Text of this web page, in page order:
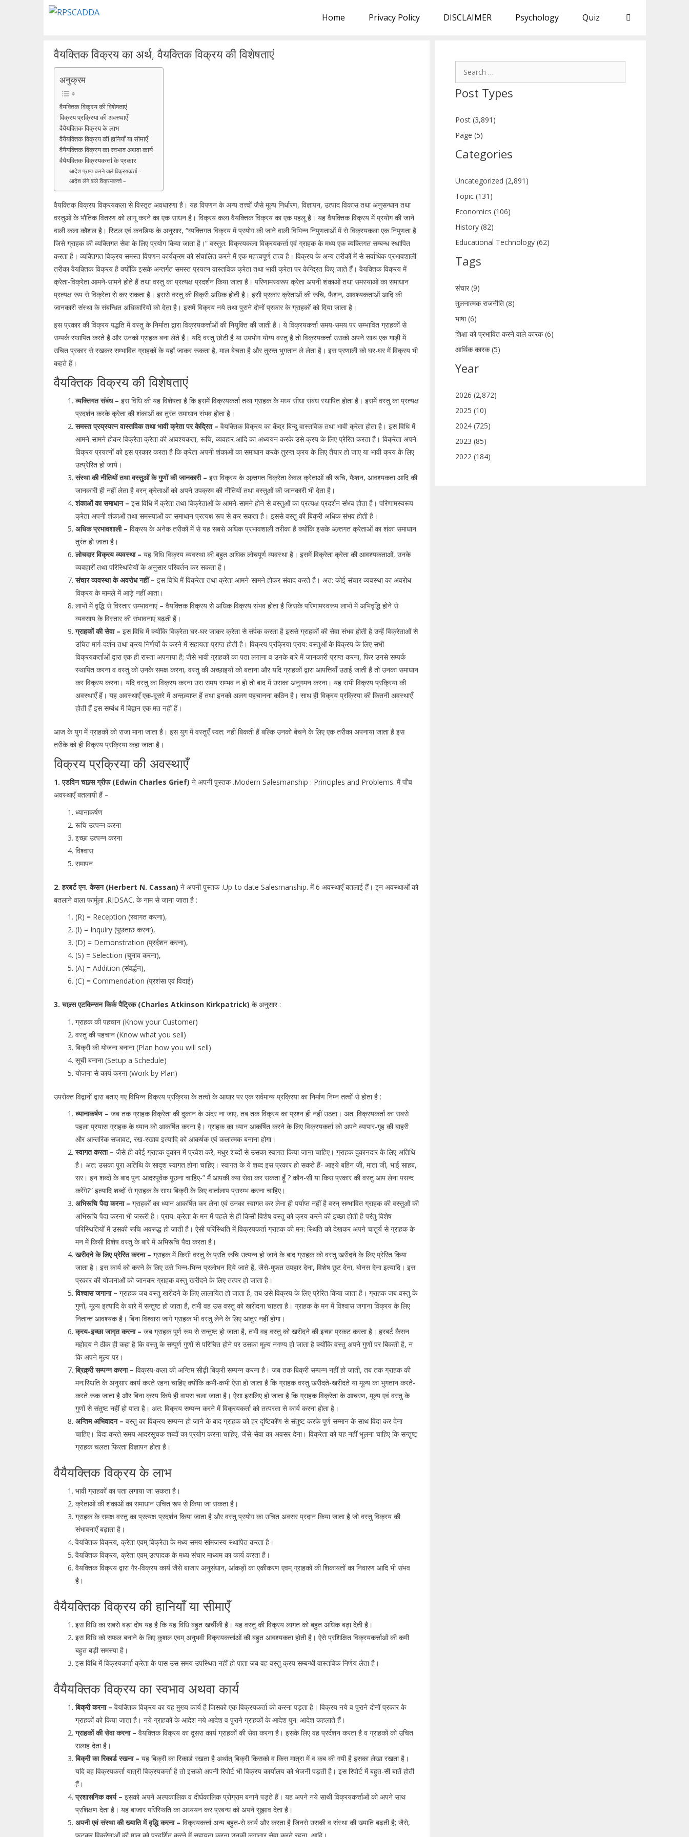
Home Privacy Policy DISCLAIMER Psychology Quiz
वैयक्तिक विक्रय का अर्थ, वैयक्तिक विक्रय की विशेषताएं
अनुक्रम
वैयक्तिक विक्रय की विशेषताएं
विक्रय प्रक्रिया की अवस्थाएँ
वैयैयक्तिक विक्रय के लाभ
वैयैयक्तिक विक्रय की हानियाँ या सीमाएँ
वैयैयक्तिक विक्रय का स्वभाव अथवा कार्य
वैयैयक्तिक विक्रयकर्त्ता के प्रकार
आदेश प्राप्त करने वाले विक्रयकर्त्ता –
आदेश लेने वाले विक्रयकर्त्ता –
वैयक्तिक विक्रय विक्रयकला से विस्तृत अवधारणा है। यह विपणन के अन्य तत्त्वों जैसे मूल्य निर्धारण, विज्ञापन, उत्पाद विकास तथा अनुसन्धान तथा
वस्तुओं के भौतिक वितरण को लागू करने का एक साधन है। विक्रय कला वैयक्तिक विक्रय का एक पहलू है। यह वैयक्तिक विक्रय में प्रयोग की जाने
वाली कला कौशल है। स्टिल एवं कनडिफ के अनुसार, “व्यक्तिगत विक्रय में प्रयोग की जाने वाली विभिन्न निपुणताओं में से विक्रयकला एक निपुणता है
जिसे ग्राहक की व्यक्तिगत सेवा के लिए प्रयोग किया जाता है।” वस्तुत: विक्रयकला विक्रयकर्त्ता एवं ग्राहक के मध्य एक व्यक्तिगत सम्बन्ध स्थापित
करता है। व्यक्तिगत विक्रय समस्त विपणन कार्यक्रम को संचालित करने में एक महत्त्वपूर्ण तत्त्व है। विक्रय के अन्य तरीकों में से सर्वाधिक प्रभावशाली
तरीका वैयक्तिक विक्रय है क्योंकि इसके अन्तर्गत समस्त प्रयत्न वास्तविक क्रेता तथा भावी क्रेता पर केन्द्रित किए जाते हैं। वैयक्तिक विक्रय में
क्रेता-विक्रेता आमने-सामने होते हैं तथा वस्तु का प्रत्यक्ष प्रदर्शन किया जाता है। परिणामस्वरूप क्रेता अपनी शंकाओं तथा समस्याओं का समाधान
प्रत्यक्ष रूप से विक्रेता से कर सकता है। इससे वस्तु की बिक्री अधिक होती है। इसी प्रकार क्रेताओं की रूचि, फैशन, आवश्यकताओं आदि की
जानकारी संस्था के संबन्धित अधिकारियों को देता है। इसमें विक्रय नये तथा पुराने दोनों प्रकार के ग्राहकों को दिया जाता है।
इस प्रकार की विक्रय पद्धति में वस्तु के निर्माता द्वारा विक्रयकर्त्ताओं की नियुक्ति की जाती है। ये विक्रयकर्त्ता समय-समय पर सम्भावित ग्राहकों से
सम्पर्क स्थापित करते हैं और उनको ग्राहक बना लेते हैं। यदि वस्तु छोटी है या उपभोग योग्य वस्तु है तो विक्रयकर्त्ता उसको अपने साथ एक गाड़ी में
उचित प्रकार से रखकर सम्भावित ग्राहकों के यहाँ जाकर रूकता है, माल बेचता है और तुरन्त भुगतान ले लेता है। इस प्रणाली को घर-घर में विक्रय भी
कहते हैं।
वैयक्तिक विक्रय की विशेषताएं
व्यक्तिगत संबंध – इस विधि की यह विशेषता है कि इसमें विक्रयकर्ता तथा ग्राहक के मध्य सीधा संबंध स्थापित होता है। इसमें वस्तु का प्रत्यक्ष
प्रदर्शन करके क्रेता की शंकाओं का तुरंत समाधान संभव होता है।
समस्त प्रय्रयत्न वास्तविक तथा भावी क्रेता पर केद्रित – वैयक्तिक विक्रय का केंद्र बिन्दु वास्तविक तथा भावी क्रेता होता है। इस विधि में
आमने-सामने होकर विक्रेता क्रेता की आवश्यकता, रूचि, व्यवहार आदि का अध्ययन करके उसे क्रय के लिए प्रेरित करता है। विक्रेता अपने
विक्रय प्रयत्नों को इस प्रकार करता है कि क्रेता अपनी शंकाओं का समाधान करके तुरन्त क्रय के लिए तैयार हो जाए या भावी क्रय के लिए
उत्प्रेरित हो जाये।
संस्था की नीतियों तथा वस्तुओं के गुणों की जानकारी – इस विक्रय के अन्र्तगत विक्रेता केवल क्रेताओं की रूचि, फैशन, आवश्यकता आदि की
जानकारी ही नहीं लेता है वरन् क्रेताओं को अपने उपक्रम की नीतियों तथा वस्तुओं की जानकारी भी देता है।
शंकाओं का समाधान – इस विधि में क्रेता तथा विक्रेताओं के आमने-सामने होने से वस्तुओं का प्रत्यक्ष प्रदर्शन संभव होता है। परिणामस्वरूप
क्रेता अपनी शंकाओं तथा समस्याओं का समाधान प्रत्यक्ष रूप से कर सकता है। इससे वस्तु की बिक्री अधिक संभव होती है।
अधिक प्रभावशाली – विक्रय के अनेक तरीकों में से यह सबसे अधिक प्रभावशाली तरीका है क्योंकि इसके अन्र्तगत क्रेताओं का शंका समाधान
तुरंत हो जाता है।
लोचदार विक्रय व्यवस्था – यह विधि विक्रय व्यवस्था की बहुत अधिक लोचपूर्ण व्यवस्था है। इसमें विक्रेता क्रेता की आवश्यकताओं, उनके
व्यवहारों तथा परिस्थितियों के अनुसार परिवर्तन कर सकता है।
संचार व्यवस्था के अवरोध नहीं – इस विधि में विक्रेता तथा क्रेता आमने-सामने होकर संवाद करते है। अत: कोई संचार व्यवस्था का अवरोध
विक्रय के मामले में आड़े नहीं आता।
लाभों में वृद्धि से विस्तार सम्भावनाएं – वैयक्तिक विक्रय से अधिक विक्रय संभव होता है जिसके परिणामस्वरूप लाभों में अभिवृद्धि होने से
व्यवसाय के विस्तार की संभावनाएं बढ़ती हैं।
ग्राहकों की सेवा – इस विधि में क्योंकि विक्रेता घर-घर जाकर क्रेता से संर्पक करता है इससे ग्राहकों की सेवा संभव होती है उन्हें विक्रेताओं से
उचित मार्ग-दर्शन तथा क्रय निर्णयों के करने में सहायता प्राप्त होती है। विक्रय प्रक्रिया प्राय: वस्तुओं के विक्रय के लिए सभी
विक्रयकर्ताओं द्वारा एक ही रास्ता अपनाया है; जैसे भावी ग्राहकों का पता लगाना व उनके बारे में जानकारी प्राप्त करना, फिर उनसे सम्पर्क
स्थापित करना व वस्तु को उनके समक्ष करना, वस्तु की अच्छाइयों को बताना और यदि ग्राहकों द्वारा आपत्तियाँ उठाई जाती हैं तो उनका समाधान
कर विक्रय करना। यदि वस्तु का विक्रय करना उस समय सम्भव न हो तो बाद में उसका अनुगमन करना। यह सभी विक्रय प्रक्रिया की
अवस्थाएँ हैं। यह अवस्थाएँ एक-दूसरे में अन्तव्र्याप्त हैं तथा इनको अलग पहचानना कठिन है। साथ ही विक्रय प्रक्रिया की कितनी अवस्थाएँ
होती हैं इस सम्बंध में विद्वान एक मत नहीं हैं।
आज के युग में ग्राहकों को राजा माना जाता है। इस युग में वस्तुएँ स्वत: नहीं बिकती हैं बल्कि उनको बेचने के लिए एक तरीका अपनाया जाता है इस
तरीके को ही विक्रय प्रक्रिया कहा जाता है।
विक्रय प्रक्रिया की अवस्थाएँ
1. एडविन चाल्र्स ग्रीफ (Edwin Charles Grief) ने अपनी पुस्तक .Modern Salesmanship : Principles and Problems. में पाँच
अवस्थाएँ बतलायी हैं –
ध्यानाकर्षण
रूचि उत्पन्न करना
इच्छा उत्पन्न करना
विश्वास
समापन
2. हरबर्ट एन. केसन (Herbert N. Cassan) ने अपनी पुस्तक .Up-to date Salesmanship. में 6 अवस्थाएँ बतलाई हैं। इन अवस्थाओं को
बतलाने वाला फार्मूला .RIDSAC. के नाम से जाना जाता है :
(R) = Reception (स्वागत करना),
(I) = Inquiry (पूछताछ करना),
(D) = Demonstration (प्रर्दशन करना),
(S) = Selection (चुनाव करना),
(A) = Addition (संवर्द्धन),
(C) = Commendation (प्रशंसा एवं विदाई)
3. चाल्र्स एटकिन्सन किर्क पैैट्रिक (Charles Atkinson Kirkpatrick) के अनुसार :
ग्राहक की पहचान (Know your Customer)
वस्तु की पहचान (Know what you sell)
बिक्री की योजना बनाना (Plan how you will sell)
सूची बनाना (Setup a Schedule)
योजना से कार्य करना (Work by Plan)
उपरोक्त विद्वानों द्वारा बताए गए विभिन्न विक्रय प्रक्रिया के तत्वों के आधार पर एक सर्वमान्य प्रक्रिया का निर्माण निम्न तत्वों से होता है :
ध्यानाकर्षण – जब तक ग्राहक विक्रेता की दुकान के अंदर ना जाए, तब तक विक्रय का प्रश्न ही नहीं उठता। अत: विक्रयकर्ता का सबसे
पहला प्रयास ग्राहक के ध्यान को आकर्षित करना है। ग्राहक का ध्यान आकर्षित करने के लिए विक्रयकर्ता को अपने व्यापार-गृह की बाहरी
और आन्तरिक सजावट, रख-रखाव इत्यादि को आकर्षक एवं कलात्मक बनाना होगा।
स्वागत करता – जैसे ही कोई ग्राहक दुकान में प्रवेश करे, मधुर शब्दों से उसका स्वागत किया जाना चाहिए। ग्राहक दुकानदार के लिए अतिथि
है। अत: उसका पूरा अतिथि के सादृश स्वागत होना चाहिए। स्वागत के ये शब्द इस प्रकार हो सकते हैं- आइये बहिन जी, माता जी, भाई साहब,
सर। इन शब्दों के बाद पुन: आदरपूर्वक पूछना चाहिए-” मैं आपकी क्या सेवा कर सकता हूँ ? कौन-सी या किस प्रकार की वस्तु आप लेना पसन्द
करेंगे?” इत्यादि शब्दों से ग्राहक के साथ बिक्री के लिए वार्तालाप प्रारम्भ करना चाहिए।
अभिरूचि पैदा करना – ग्राहकों का ध्यान आकर्षित कर लेना एवं उनका स्वागत कर लेना ही पर्याप्त नहीं है वरन् सम्भावित ग्राहक की वस्तुओं की
अभिरूचि पैदा करना भी जरूरी है। प्राय: क्रेता के मन में पहले से ही किसी विशेष वस्तु को क्रय करने की इच्छा होती है परंतु विशेष
परिस्थितियों में उसकी रूचि अवरूद्ध हो जाती है। ऐसी परिस्थिति में विक्रयकर्ता ग्राहक की मन: स्थिति को देखकर अपने चातुर्य से ग्राहक के
मन में किसी विशेष वस्तु के बारे में अभिरूचि पैदा करता है।
खरीदने के लिए प्रेरित करना – ग्राहक में किसी वस्तु के प्रति रूचि उत्पन्न हो जाने के बाद ग्राहक को वस्तु खरीदने के लिए प्रेरित किया
जाता है। इस कार्य को करने के लिए उसे भिन्न-भिन्न प्रलोभन दिये जाते हैं, जैसे-मुफत उपहार देना, विशेष छूट देना, बोनस देना इत्यादि। इस
प्रकार की योजनाओं को जानकर ग्राहक वस्तु खरीदने के लिए तत्पर हो जाता है।
विश्वास जगाना – ग्राहक जब वस्तु खरीदने के लिए लालायित हो जाता है, तब उसे विक्रय के लिए प्रेरित किया जाता है। ग्राहक जब वस्तु के
गुणों, मूल्य इत्यादि के बारे में सन्तुष्ट हो जाता है, तभी वह उस वस्तु को खरीदना चाहता है। ग्राहक के मन में विश्वास जगाना विक्रय के लिए
नितान्त आवश्यक है। बिना विश्वास जागे ग्राहक भी वस्तु लेने के लिए आतुर नहीं होगा।
क्रय-इच्छा जागृत करना – जब ग्राहक पूर्ण रूप से सन्तुष्ट हो जाता है, तभी वह वस्तु को खरीदने की इच्छा प्रकट करता है। हरबर्ट कैसन
महोदय ने ठीक ही कहा है कि वस्तु के सम्पूर्ण गुणों से परिचित होने पर उसका मूल्य नगण्य हो जाता है क्योंकि वस्तु अपने गुणों पर बिकती है, न
कि अपने मूल्य पर।
ब्रिक्र्री सम्पन्न करना – विक्रय-कला की अन्तिम सीढ़ी बिक्री सम्पन्न करना है। जब तक बिक्री सम्पन्न नहीं हो जाती, तब तक ग्राहक की
मन:स्थिति के अनुसार कार्य करते रहना चाहिए क्योंकि कभी-कभी ऐसा हो जाता है कि ग्राहक वस्तु खरीदते-खरीदते या मूल्य का भुगतान करते-
करते रूक जाता है और बिना क्रय किये ही वापस चला जाता है। ऐसा इसलिए हो जाता है कि ग्राहक विक्रेता के आचरण, मूल्य एवं वस्तु के
गुणों से संतुष्ट नहीं हो पाता है। अत: विक्रय सम्पन्न करने में विक्रयकर्ता को तत्परता से कार्य करना होता है।
अन्तिम अभिवादन – वस्तु का विक्रय सम्पन्न हो जाने के बाद ग्राहक को हर दृष्टिकोंण से संतुष्ट करके पूर्ण सम्मान के साथ विदा कर देना
चाहिए। विदा करते समय आदरसूचक शब्दों का प्रयोग करना चाहिए, जैसे-सेवा का अवसर देना। विक्रेता को यह नहीं भूलना चाहिए कि सन्तुष्ट
ग्राहक चलता फिरता विज्ञापन होता है।
वैयैयक्तिक विक्रय के लाभ
भावी ग्राहकों का पता लगाया जा सकता है।
क्रेताओं की शंकाओं का समाधान उचित रूप से किया जा सकता है।
ग्राहक के समक्ष वस्तु का प्रत्यक्ष प्रदर्शन किया जाता है और वस्तु प्रयोग का उचित अवसर प्रदान किया जाता है जो वस्तु विक्रय की
संभावनाएँ बढ़ाता है।
वैयक्तिक विक्रय, क्रेता एवम् विक्रेता के मध्य समय सांमजस्य स्थापित करता है।
वैयक्तिक विक्रय, क्रेता एवम् उत्पादक के मध्य संचार माध्यम का कार्य करता है।
वैयक्तिक विक्रय द्वारा गैर-विक्रय कार्य जैसे बाजार अनुसंधान, आंकड़ों का एकीकरण एवम् ग्राहकों की शिकायतों का निवारण आदि भी संभव
है।
वैयैयक्तिक विक्रय की हानियाँ या सीमाएँ
इस विधि का सबसे बड़ा दोष यह है कि यह विधि बहुत खर्चीली है। यह वस्तु की विक्रय लागत को बहुत अधिक बढ़ा देती है।
इस विधि को सफल बनाने के लिए कुशल एवम् अनुभवी विक्रयकर्त्ताओं की बहुत आवश्यकता होती है। ऐसे प्रशिक्षित विक्रयकर्त्ताओं की कमी
बहुत बड़ी समस्या है।
इस विधि में विक्रयकर्त्ता क्रेता के पास उस समय उपस्थित नहीं हो पाता जब वह वस्तु क्रय सम्बन्धी वास्तविक निर्णय लेता है।
वैयैयक्तिक विक्रय का स्वभाव अथवा कार्य
बिक्री करना – वैयक्तिक विक्रय का यह मुख्य कार्य है जिसको एक विक्रयकर्ता को करना पड़ता है। विक्रय नये व पुराने दोनों प्रकार के
ग्राहकों को किया जाता है। नये ग्राहकों के आदेश नये आदेश व पुराने ग्राहकों के आदेश पुन: आदेश कहलाते हैं।
ग्राहकों की सेवा करना – वैयक्तिक विक्रय का दूसरा कार्य ग्राहकों की सेवा करना है। इसके लिए वह प्रर्दशन करता है व ग्राहकों को उचित
सलाह देता है।
बिक्री का रिकार्ड रखना – यह बिक्री का रिकार्ड रखता है अर्थात् बिक्री किसको व किस मात्रा में व कब की गयी है इसका लेखा रखता है।
यदि वह विक्रयकर्त्ता यात्री विक्रयकर्त्ता है तो इसको अपनी रिपोर्ट भी विक्रय कार्यालय को भेजनी पड़ती है। इस रिपोर्ट में बहुत-सी बातें होती
हैं।
प्रशासनिक कार्य – इसको अपने अल्पकालिक व दीर्घकालिक प्रोग्राम बनाने पड़ते हैं। यह अपने नये साथी विक्रयकर्त्ताओं को अपने साथ
प्रशिक्षण देता है। यह बाजार परिस्थिति का अध्ययन कर प्रबन्ध को अपने सुझाव देता है।
अपनी एवं संस्था की ख्याति में वृद्धि करना – विक्रयकर्त्ता अन्य बहुत-से कार्य और करता है जिनसे उसकी व संस्था की ख्याति बढ़ती है; जैसे,
Post Types
Post (3,891)
Page (5)
Categories
Uncategorized (2,891)
Topic (131)
Economics (106)
History (82)
Educational Technology (62)
Tags
संचार (9)
तुलनात्मक राजनीति (8)
भाषा (6)
शिक्षा को प्रभावित करने वाले कारक (6)
आर्थिक कारक (5)
Year
2026 (2,872)
2025 (10)
2024 (725)
2023 (85)
2022 (184)